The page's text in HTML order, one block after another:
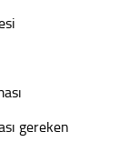
gereken